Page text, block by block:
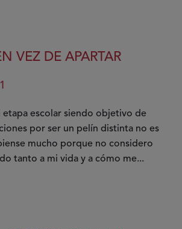
VEZ DE APARTAR
etapa escolar siendo objetivo de
por ser un pelín distinta no es
mucho porque no considero
tanto a mi vida y a cómo me...